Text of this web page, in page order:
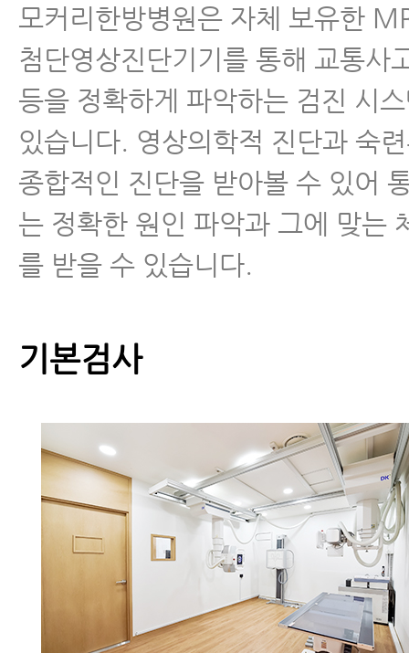
모커리한방병원은 자체 보유한
첨단영상진단기기를 통해 교통사
등을 정확하게 파악하는 검진 시
있습니다. 영상의학적 진단과 숙
종합적인 진단을 받아볼 수 있어
는 정확한 원인 파악과 그에 맞는
를 받을 수 있습니다.
기본검사